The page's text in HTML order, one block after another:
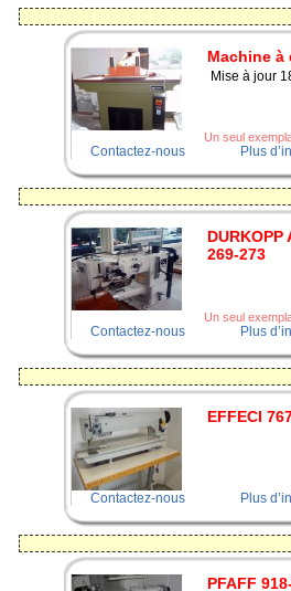
Machine à
Mise à jour
Un seul
Contactez-nous Plus
DURKOPP
269-273
Un seul
Contactez-nous Plus
EFFECI
Contactez-nous Plus
PFAFF